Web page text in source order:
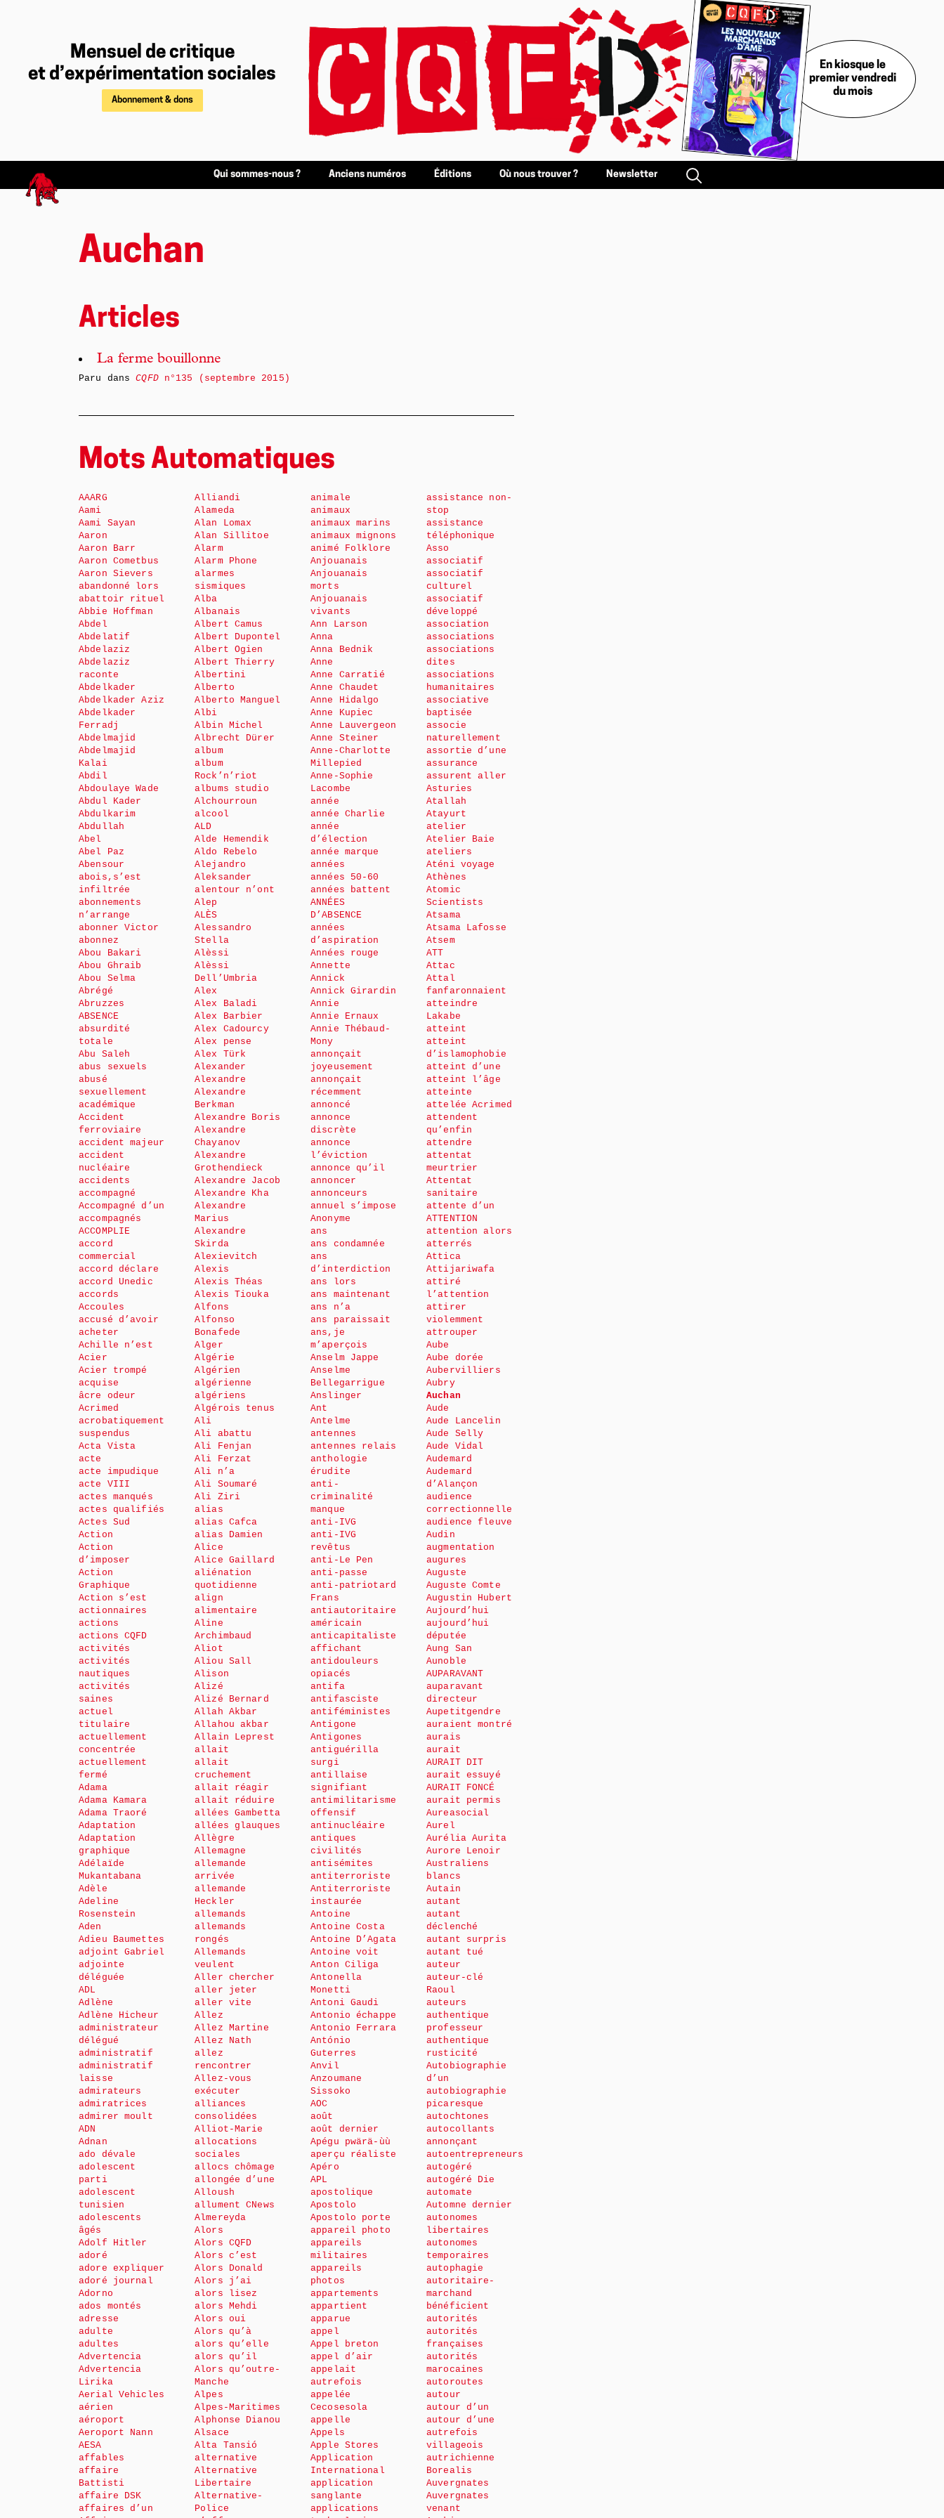
Mensuel de critique
et d’expérimentation sociales
Abonnement & dons
En kiosque le
premier vendredi
du mois
Qui sommes-nous ? Anciens numéros Éditions Où nous trouver ? Newsletter
Auchan
Articles
La ferme bouillonne
Paru dansCQFDn°135 (septembre 2015)
Mots Automatiques
AAARG
Aami
Aami Sayan
Aaron
Aaron Barr
Aaron Cometbus
Aaron Sievers
abandonné lors
abattoir rituel
Abbie Hoffman
Abdel
Abdelatif
Abdelaziz
Abdelaziz
raconte
Abdelkader
Abdelkader Aziz
Abdelkader
Ferradj
Abdelmajid
Abdelmajid
Kalai
Abdil
Abdoulaye Wade
Abdul Kader
Abdulkarim
Abdullah
Abel
Abel Paz
Abensour
abois,s’est
infiltrée
abonnements
n’arrange
abonner Victor
abonnez
Abou Bakari
Abou Ghraib
Abou Selma
Abrégé
Abruzzes
ABSENCE
absurdité
totale
Abu Saleh
abus sexuels
abusé
sexuellement
académique
Accident
ferroviaire
accident majeur
accident
nucléaire
accidents
accompagné
Accompagné d’un
accompagnés
ACCOMPLIE
accord
commercial
accord déclare
accord Unedic
accords
Accoules
accusé d’avoir
acheter
Achille n’est
Acier
Acier trompé
acquise
âcre odeur
Acrimed
acrobatiquement
suspendus
Acta Vista
acte
acte impudique
acte VIII
actes manqués
actes qualifiés
Actes Sud
Action
Action
d’imposer
Action
Graphique
Action s’est
actionnaires
actions
actions CQFD
activités
activités
nautiques
activités
saines
actuel
titulaire
actuellement
concentrée
actuellement
fermé
Adama
Adama Kamara
Adama Traoré
Adaptation
Adaptation
graphique
Adélaïde
Mukantabana
Adèle
Adeline
Rosenstein
Aden
Adieu Baumettes
adjoint Gabriel
adjointe
déléguée
ADL
Adlène
Adlène Hicheur
administrateur
délégué
administratif
administratif
laisse
admirateurs
admiratrices
admirer moult
ADN
Adnan
ado dévale
adolescent
parti
adolescent
tunisien
adolescents
âgés
Adolf Hitler
adoré
adore expliquer
adoré journal
Adorno
ados montés
adresse
adulte
adultes
Advertencia
Advertencia
Lirika
Aerial Vehicles
aérien
aéroport
Aeroport Nann
AESA
affables
affaire
Battisti
affaire DSK
affaires d’un
Alliandi
Alameda
Alan Lomax
Alan Sillitoe
Alarm
Alarm Phone
alarmes
sismiques
Alba
Albanais
Albert Camus
Albert Dupontel
Albert Ogien
Albert Thierry
Albertini
Alberto
Alberto Manguel
Albi
Albin Michel
Albrecht Dürer
album
album
Rock’n’riot
albums studio
Alchourroun
alcool
ALD
Alde Hemendik
Aldo Rebelo
Alejandro
Aleksander
alentour n’ont
Alep
ALÈS
Alessandro
Stella
Alèssi
Alèssi
Dell’Umbria
Alex
Alex Baladi
Alex Barbier
Alex Cadourcy
Alex pense
Alex Türk
Alexander
Alexandre
Alexandre
Berkman
Alexandre Boris
Alexandre
Chayanov
Alexandre
Grothendieck
Alexandre Jacob
Alexandre Kha
Alexandre
Marius
Alexandre
Skirda
Alexievitch
Alexis
Alexis Théas
Alexis Tiouka
Alfons
Alfonso
Bonafede
Alger
Algérie
Algérien
algérienne
algériens
Algérois tenus
Ali
Ali abattu
Ali Fenjan
Ali Ferzat
Ali n’a
Ali Soumaré
Ali Ziri
alias
alias Cafca
alias Damien
Alice
Alice Gaillard
aliénation
quotidienne
align
alimentaire
Aline
Archimbaud
Aliot
Aliou Sall
Alison
Alizé
Alizé Bernard
Allah Akbar
Allahou akbar
Allain Leprest
allait
allait
cruchement
allait réagir
allait réduire
allées Gambetta
allées glauques
Allègre
Allemagne
allemande
arrivée
allemande
Heckler
allemands
allemands
rongés
Allemands
veulent
Aller chercher
aller jeter
aller vite
Allez
Allez Martine
Allez Nath
allez
rencontrer
Allez-vous
exécuter
alliances
consolidées
Alliot-Marie
allocations
sociales
allocs chômage
allongée d’une
Alloush
allument CNews
Almereyda
Alors
Alors CQFD
Alors c’est
Alors Donald
Alors j’ai
alors lisez
alors Mehdi
Alors oui
Alors qu’à
alors qu’elle
alors qu’il
Alors qu’outre-
Manche
Alpes
Alpes-Maritimes
Alphonse Dianou
Alsace
Alta Tansió
alternative
Alternative
Libertaire
Alternative-
Police
animale
animaux
animaux marins
animaux mignons
animé Folklore
Anjouanais
Anjouanais
morts
Anjouanais
vivants
Ann Larson
Anna
Anna Bednik
Anne
Anne Carratié
Anne Chaudet
Anne Hidalgo
Anne Kupiec
Anne Lauvergeon
Anne Steiner
Anne-Charlotte
Millepied
Anne-Sophie
Lacombe
année
année Charlie
année
d’élection
année marque
années
années 50-60
années battent
ANNÉES
D’ABSENCE
années
d’aspiration
Années rouge
Annette
Annick
Annick Girardin
Annie
Annie Ernaux
Annie Thébaud-
Mony
annonçait
joyeusement
annonçait
récemment
annoncé
annonce
discrète
annonce
l’éviction
annonce qu’il
annoncer
annonceurs
annuel s’impose
Anonyme
ans
ans condamnée
ans
d’interdiction
ans lors
ans maintenant
ans n’a
ans paraissait
ans,je
m’aperçois
Anselm Jappe
Anselme
Bellegarrigue
Anslinger
Ant
Antelme
antennes
antennes relais
anthologie
érudite
anti-
criminalité
manque
anti-IVG
anti-IVG
revêtus
anti-Le Pen
anti-passe
anti-patriotard
Frans
antiautoritaire
américain
anticapitaliste
affichant
antidouleurs
opiacés
antifa
antifasciste
antiféministes
Antigone
Antigones
antiguérilla
surgi
antillaise
signifiant
antimilitarisme
offensif
antinucléaire
antiques
civilités
antisémites
antiterroriste
Antiterroriste
instaurée
Antoine
Antoine Costa
Antoine D’Agata
Antoine voit
Anton Ciliga
Antonella
Monetti
Antoni Gaudi
Antonio échappe
Antonio Ferrara
António
Guterres
Anvil
Anzoumane
Sissoko
AOC
août
août dernier
Apégu pwärä-ùù
aperçu réaliste
Apéro
APL
apostolique
Apostolo
Apostolo porte
appareil photo
appareils
militaires
appareils
photos
appartements
appartient
apparue
appel
Appel breton
appel d’air
appelait
autrefois
appelée
Cecosesola
appelle
Appels
Apple Stores
Application
International
application
sanglante
applications
assistance non-
stop
assistance
téléphonique
Asso
associatif
associatif
culturel
associatif
développé
association
associations
associations
dites
associations
humanitaires
associative
baptisée
associe
naturellement
assortie d’une
assurance
assurent aller
Asturies
Atallah
Atayurt
atelier
Atelier Baie
ateliers
Aténi voyage
Athènes
Atomic
Scientists
Atsama
Atsama Lafosse
Atsem
ATT
Attac
Attal
fanfaronnaient
atteindre
Lakabe
atteint
atteint
d’islamophobie
atteint d’une
atteint l’âge
atteinte
attelée Acrimed
attendent
qu’enfin
attendre
attentat
meurtrier
Attentat
sanitaire
attente d’un
ATTENTION
attention alors
atterrés
Attica
Attijariwafa
attiré
l’attention
attirer
violemment
attrouper
Aube
Aube dorée
Aubervilliers
Aubry
Auchan
Aude
Aude Lancelin
Aude Selly
Aude Vidal
Audemard
Audemard
d’Alançon
audience
correctionnelle
audience fleuve
Audin
augmentation
augures
Auguste
Auguste Comte
Augustin Hubert
Aujourd’hui
aujourd’hui
députée
Aung San
Aunoble
AUPARAVANT
auparavant
directeur
Aupetitgendre
auraient montré
aurais
aurait
AURAIT DIT
aurait essuyé
AURAIT FONCÉ
aurait permis
Aureasocial
Aurel
Aurélia Aurita
Aurore Lenoir
Australiens
blancs
Autain
autant
autant
déclenché
autant surpris
autant tué
auteur
auteur-clé
Raoul
auteurs
authentique
professeur
authentique
rusticité
Autobiographie
d’un
autobiographie
picaresque
autochtones
autocollants
annonçant
autoentrepreneurs
autogéré
autogéré Die
automate
Automne dernier
autonomes
libertaires
autonomes
temporaires
autophagie
autoritaire-
marchand
bénéficient
autorités
autorités
françaises
autorités
marocaines
autoroutes
autour
autour d’un
autour d’une
autrefois
villageois
autrichienne
Borealis
Auvergnates
Auvergnates
venant